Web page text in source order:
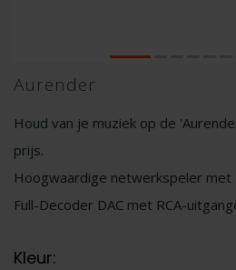
Aurender
Houd van je muziek op de
prijs.
Hoogwaardige netwerkspeler met
Full-Decoder DAC met RCA-
Kleur: